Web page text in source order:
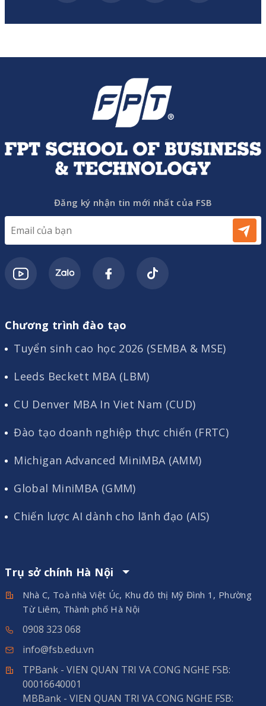
Đăng ký nhận tin mới nhất của FSB
Chương trình đào tạo
Tuyển sinh cao học 2026 (SEMBA & MSE)
Leeds Beckett MBA (LBM)
CU Denver MBA In Viet Nam (CUD)
Đào tạo doanh nghiệp thực chiến (FRTC)
Michigan Advanced MiniMBA (AMM)
Global MiniMBA (GMM)
Chiến lược AI dành cho lãnh đạo (AIS)
Trụ sở chính Hà Nội
Nhà C, Toà nhà Việt Úc, Khu đô thị Mỹ Đình 1, Phường
Từ Liêm, Thành phố Hà Nội
0908 323 068
info@fsb.edu.vn
TPBank - VIEN QUAN TRI VA CONG NGHE FSB:
00016640001
MBBank - VIEN QUAN TRI VA CONG NGHE FSB: